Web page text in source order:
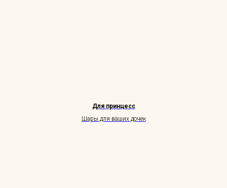
Для принцесс
Шары для ваших дочек